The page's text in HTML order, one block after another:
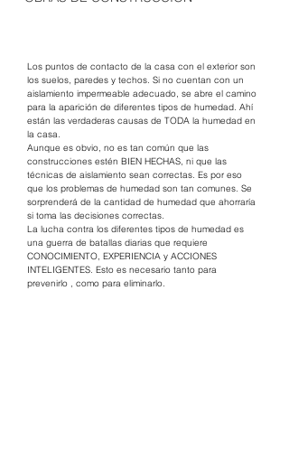
Los puntos de contacto de la casa con el exterior son
los suelos, paredes y techos. Si no cuentan con un
aislamiento impermeable adecuado, se abre el camino
para la aparición de diferentes tipos de humedad. Ahí
están las verdaderas causas de TODA la humedad en
la casa.
Aunque es obvio, no es tan común que las
construcciones estén BIEN HECHAS, ni que las
técnicas de aislamiento sean correctas. Es por eso
que los problemas de humedad son tan comunes. Se
sorprenderá de la cantidad de humedad que ahorraría
si toma las decisiones correctas.
La lucha contra los diferentes tipos de humedad es
una guerra de batallas diarias que requiere
CONOCIMIENTO, EXPERIENCIA y ACCIONES
INTELIGENTES. Esto es necesario tanto para
prevenirlo , como para eliminarlo.